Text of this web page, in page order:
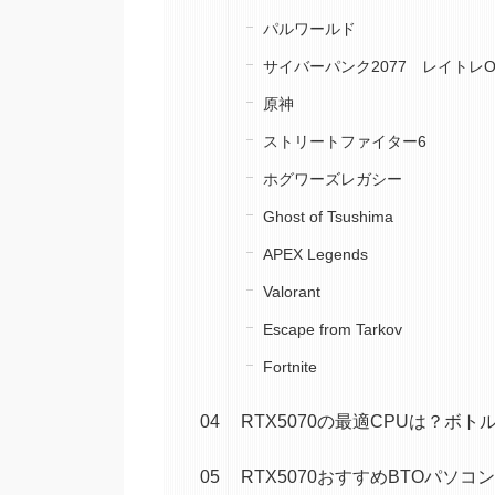
パルワールド
サイバーパンク2077 レイトレ
原神
ストリートファイター6
ホグワーズレガシー
Ghost of Tsushima
APEX Legends
Valorant
Escape from Tarkov
Fortnite
RTX5070の最適CPUは？ボト
RTX5070おすすめBTOパソコン